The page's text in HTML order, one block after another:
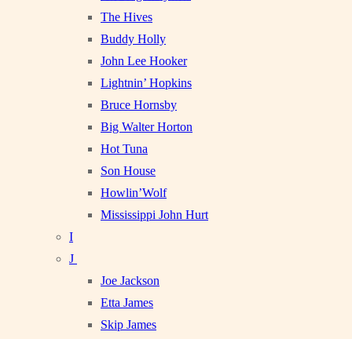
The Hives
Buddy Holly
John Lee Hooker
Lightnin’ Hopkins
Bruce Hornsby
Big Walter Horton
Hot Tuna
Son House
Howlin’Wolf
Mississippi John Hurt
I
J
Joe Jackson
Etta James
Skip James